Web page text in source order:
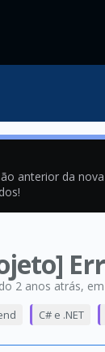
anterior da
2 anos atrás,
C# e .NET